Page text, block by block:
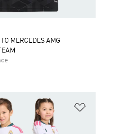
MERCEDES AMG